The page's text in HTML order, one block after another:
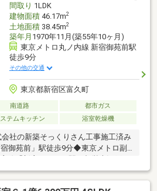
間取り 1LDK
建物面積46.17m2
土地面積38.45m2
築年月 1970年11月(築55年10ヶ月)
東京メトロ丸ノ内線 新宿御苑前駅
徒歩9分
その他の交通
東京都新宿区富久町
南道路
都市ガス
テムキッチン 浴室乾燥機
社の新築そっくりさん工事施工済み
御苑前」駅徒歩9分◆東京メトロ副
新宿」駅も利用可能◆周辺の交通量
隣に富久さくら公園や新宿御苑あり